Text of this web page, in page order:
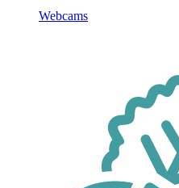
Webcams